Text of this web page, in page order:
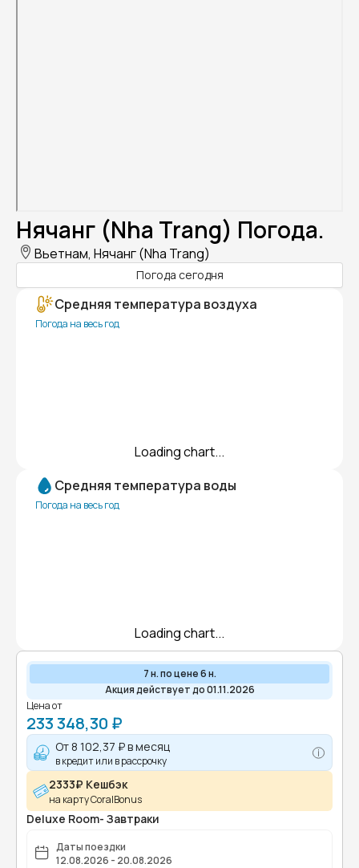
Нячанг (Nha Trang) Погода.
Вьетнам, Нячанг (Nha Trang)
Погода сегодня
Средняя температура воздуха
Погода на весь год
Loading chart...
Средняя температура воды
Погода на весь год
Loading chart...
7 н. по цене 6 н.
Акция действует до 01.11.2026
Цена от
233 348,30 ₽
От 8 102,37 ₽в месяц
в кредит или в рассрочку
2333₽ Кешбэк
на карту CoralBonus
Deluxe Room- Завтраки
Даты поездки
12.08.2026 - 20.08.2026